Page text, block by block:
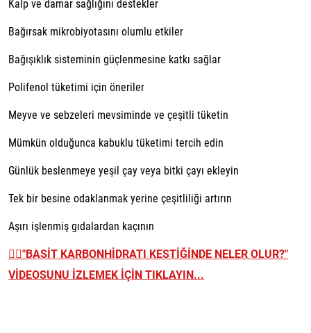
Kalp ve damar sağlığını destekler
Bağırsak mikrobiyotasını olumlu etkiler
Bağışıklık sisteminin güçlenmesine katkı sağlar
Polifenol tüketimi için öneriler
Meyve ve sebzeleri mevsiminde ve çeşitli tüketin
Mümkün olduğunca kabuklu tüketimi tercih edin
Günlük beslenmeye yeşil çay veya bitki çayı ekleyin
Tek bir besine odaklanmak yerine çeşitliliği artırın
Aşırı işlenmiş gıdalardan kaçının
👉🏼"BASİT KARBONHİDRATI KESTİĞİNDE NELER OLUR?"
VİDEOSUNU İZLEMEK İÇİN TIKLAYIN...